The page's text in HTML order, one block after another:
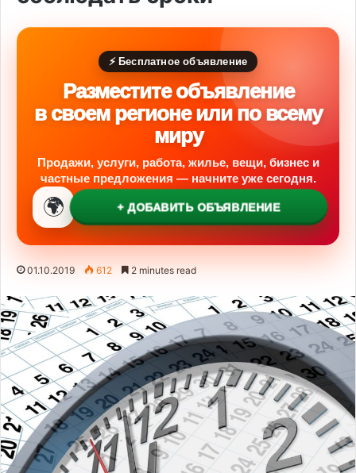
⚡ Бесплатное объявление
Разместите объявление
в своем регионе или по всему
миру
Продажи, услуги, работа, жилье, вещи, бизнес и
частные предложения — начните уже сегодня.
🌍 + ДОБАВИТЬ ОБЪЯВЛЕНИЕ
01.10.2019 612 2 minutes read